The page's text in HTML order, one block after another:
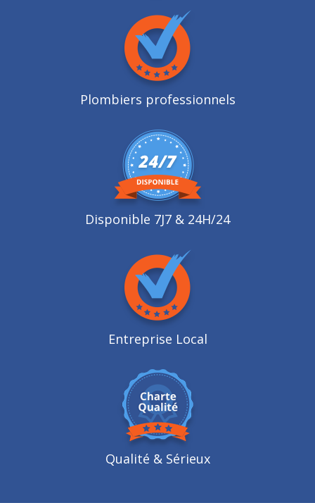
Plombiers professionnels
Disponible 7J7 & 24H/24
Entreprise Local
Qualité & Sérieux